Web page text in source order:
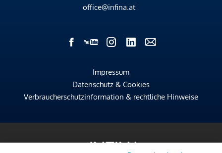
office@infina.at
Impressum
Datenschutz & Cookies
Verbraucherschutzinformation & rechtliche Hinweise